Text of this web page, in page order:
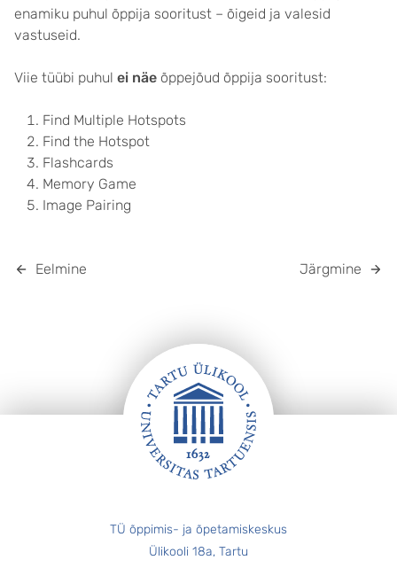
enamiku puhul õppija sooritust – õigeid ja valesid
vastuseid.
Viie tüübi puhul ei näe õppejõud õppija sooritust:
Find Multiple Hotspots
Find the Hotspot
Flashcards
Memory Game
Image Pairing
Eelmine Järgmine
TÜ õppimis- ja õpetamiskeskus
Ülikooli 18a, Tartu